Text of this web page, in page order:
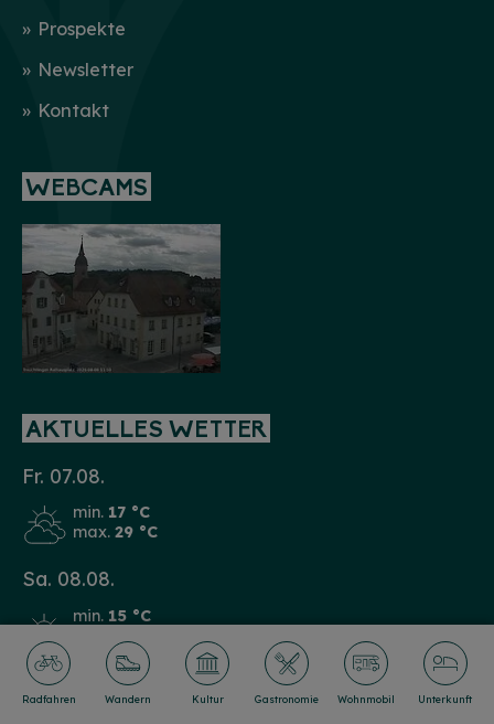
Prospekte
Newsletter
Kontakt
WEBCAMS
AKTUELLES WETTER
Fr. 07.08.
min. 17 °C
max. 29 °C
Sa. 08.08.
min. 15 °C
So. 09.08.
Radfahren Wandern Kultur Gastronomie Wohnmobil Unterkunft